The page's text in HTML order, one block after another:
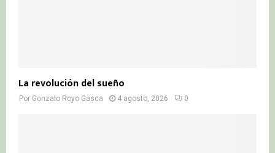
La revolución del sueño
Por Gonzalo Royo Gasca 4 agosto, 2026 0